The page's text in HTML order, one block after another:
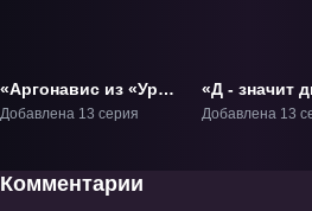
«Аргонавис из «Ура
мечте!»» ТВ-1
Добавлена 13 серия
«Д - значит
ТВ-1
Добавлена 13
Комментарии